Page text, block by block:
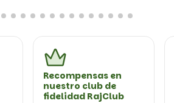
Recompensas en
nuestro club de
fidelidad RajClub